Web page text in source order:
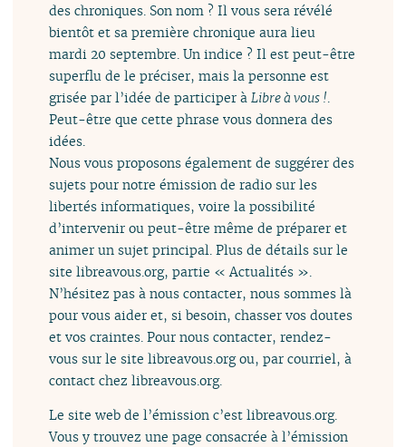
des chroniques. Son nom ? Il vous sera révélé
bientôt et sa première chronique aura lieu
mardi 20 septembre. Un indice ? Il est peut-être
superflu de le préciser, mais la personne est
grisée par l’idée de participer àLibre à vous !.
Peut-être que cette phrase vous donnera des
idées.
Nous vous proposons également de suggérer des
sujets pour notre émission de radio sur les
libertés informatiques, voire la possibilité
d’intervenir ou peut-être même de préparer et
animer un sujet principal. Plus de détails sur le
site libreavous.org, partie « Actualités ».
N’hésitez pas à nous contacter, nous sommes là
pour vous aider et, si besoin, chasser vos doutes
et vos craintes. Pour nous contacter, rendez-
vous sur le site libreavous.org ou, par courriel, à
contact chezlibreavous.org.
Le site web de l’émission c’est libreavous.org.
Vous y trouvez une page consacrée à l’émission